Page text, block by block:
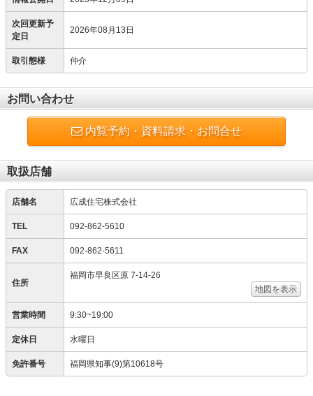
次回更新予
定日
2026年08月13日
取引態様 仲介
お問い合わせ
内覧予約・資料請求・お問合せ
取扱店舗
店舗名 広成住宅株式会社
TEL 092-862-5610
FAX 092-862-5611
住所
福岡市早良区原 7-14-26
地図を表示
営業時間 9:30~19:00
定休日 水曜日
免許番号 福岡県知事(9)第10618号